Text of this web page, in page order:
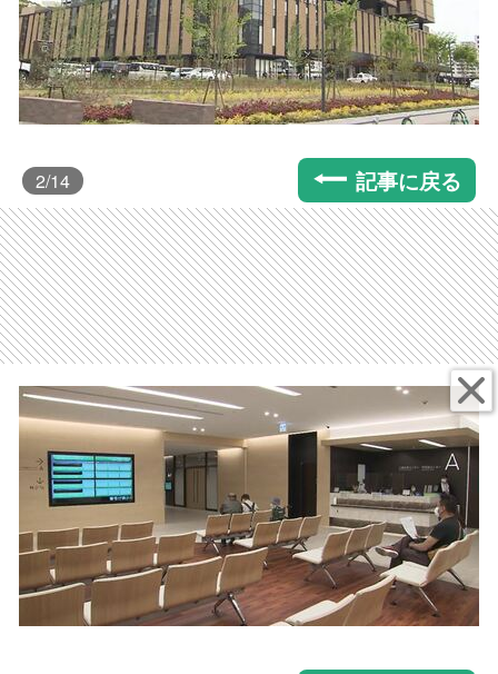
2/14 記事に戻る